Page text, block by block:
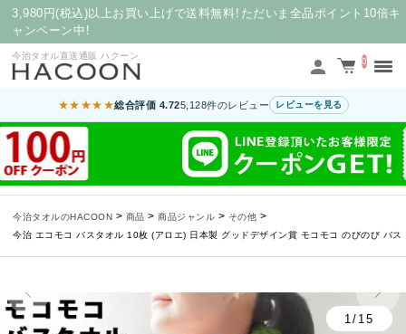
3,980円(税込)以上お買い上げで送料無料！ただいま全品ポイント10倍キ
ャンペーン中！
今治タオル直送通販 ハクーン
0
★★★★★総合評価 4.725,128件のレビュー レビューを見る
今治タオルのHACOON > 商品 > 商品ジャンル > その他 >
今治 エコモコ バスタオル 10枚 (アロエ) 日本製 グッドデザイン賞 モコモコ のびのび バ
1/15